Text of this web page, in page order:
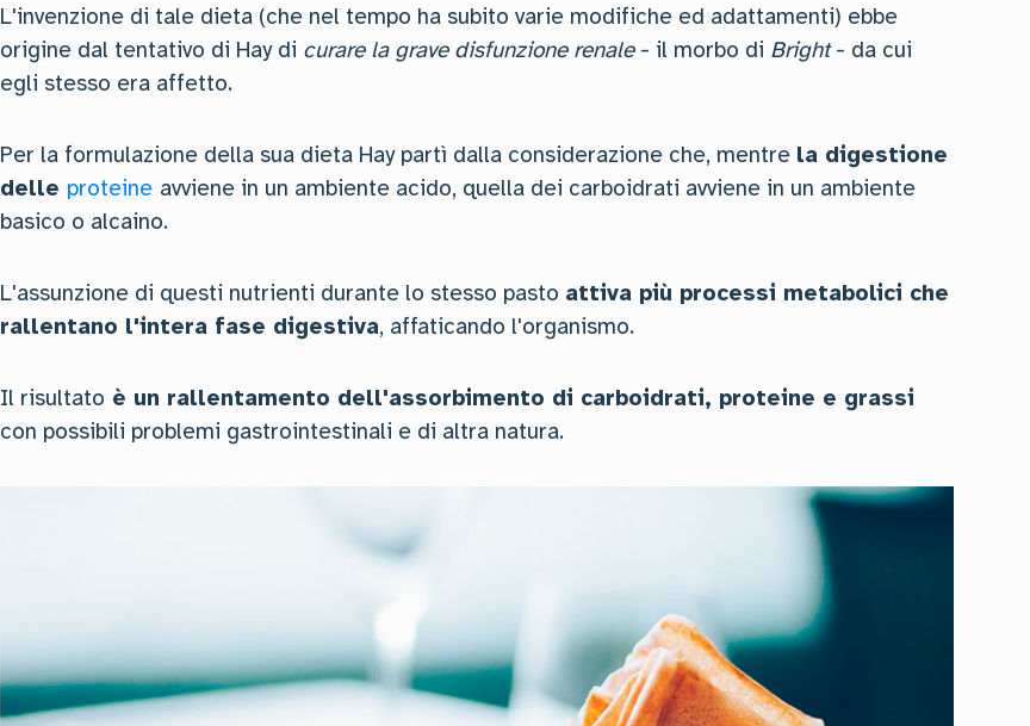
L'invenzione di tale dieta (che nel tempo ha subito varie modifiche ed adattamenti) ebbe
origine dal tentativo di Hay di curare la grave disfunzione renale - il morbo di Bright- da cui
egli stesso era affetto.
Per la formulazione della sua dieta Hay partì dalla considerazione che, mentre la digestione
delle proteine avviene in un ambiente acido, quella dei carboidrati avviene in un ambiente
basico o alcaino.
L'assunzione di questi nutrienti durante lo stesso pasto attiva più processi metabolici che
rallentano l'intera fase digestiva, affaticando l'organismo.
Il risultato è un rallentamento dell'assorbimento di carboidrati, proteine e grassi
con possibili problemi gastrointestinali e di altra natura.